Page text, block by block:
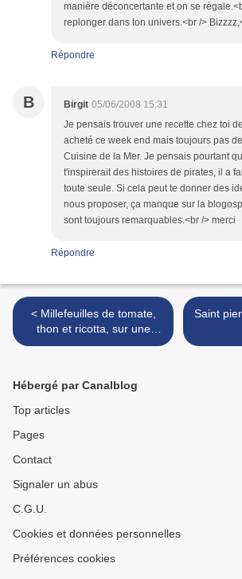
manière déconcertante et on se
replonger dans ton univers.<br />
Répondre
B Birgit 05/06/2008 15:31
Je pensais trouver une recette chez toi
acheté ce week end mais toujours pas
Cuisine de la Mer. Je pensais pourtant
t'inspirerait des histoires de pirates, il a
toute seule. Si cela peut te donner des
nous proposer, ça manque sur la
sont toujours remarquables.<br /> merci
Répondre
< Millefeuilles de tomate,
thon et ricotta, sur une
salade de pâtes et de
Hébergé par Canalblog
Top articles
Pages
Contact
Signaler un abus
C.G.U.
Cookies et données personnelles
Préférences cookies